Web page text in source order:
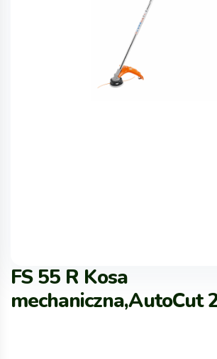
FS 55 R Kosa
mechaniczna,AutoCut